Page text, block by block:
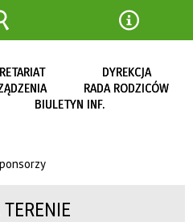
DYREKCJA
RADA RODZICÓW
BIULETYN INF.